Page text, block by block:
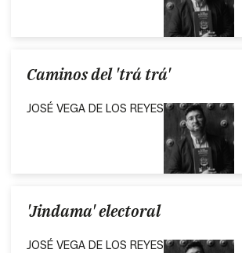
Caminos del 'trá trá'
JOSÉ VEGA DE LOS REYES
'Jindama' electoral
JOSÉ VEGA DE LOS REYES